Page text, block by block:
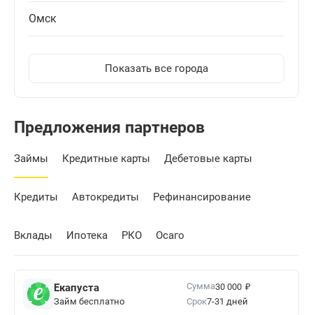
Омск
Показать все города
Предложения партнеров
Займы Кредитные карты Дебетовые карты
Кредиты Автокредиты Рефинансирование
Вклады Ипотека РКО Осаго
Екапуста
Займ бесплатно
Сумма30 000 ₽
Срок7-31 дней